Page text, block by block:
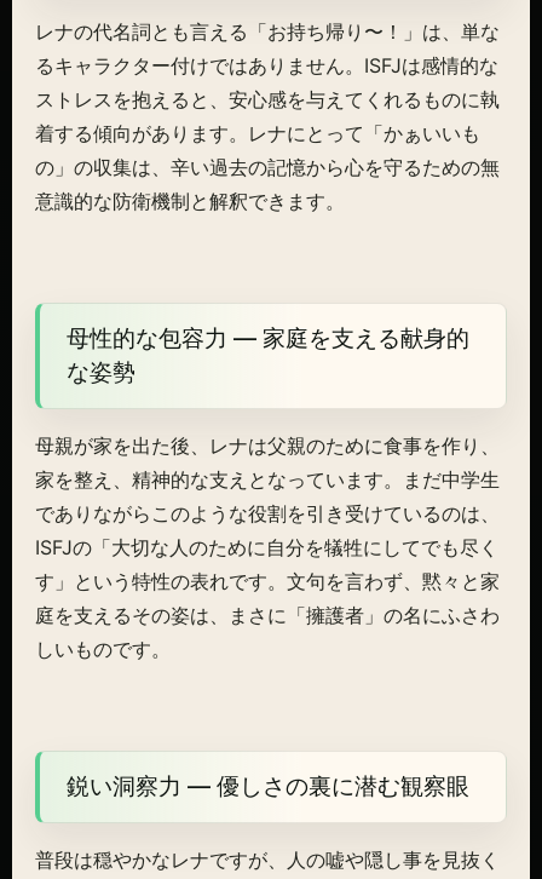
レナの代名詞とも言える「お持ち帰り〜！」は、単な
るキャラクター付けではありません。ISFJは感情的な
ストレスを抱えると、安心感を与えてくれるものに執
着する傾向があります。レナにとって「かぁいいも
の」の収集は、辛い過去の記憶から心を守るための無
意識的な防衛機制と解釈できます。
母性的な包容力 — 家庭を支える献身的
な姿勢
母親が家を出た後、レナは父親のために食事を作り、
家を整え、精神的な支えとなっています。まだ中学生
でありながらこのような役割を引き受けているのは、
ISFJの「大切な人のために自分を犠牲にしてでも尽く
す」という特性の表れです。文句を言わず、黙々と家
庭を支えるその姿は、まさに「擁護者」の名にふさわ
しいものです。
鋭い洞察力 — 優しさの裏に潜む観察眼
普段は穏やかなレナですが、人の嘘や隠し事を見抜く